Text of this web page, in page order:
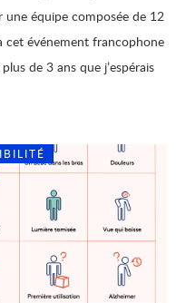
équipe composée de 12
cet événement francophone
de 3 ans que j’espérais